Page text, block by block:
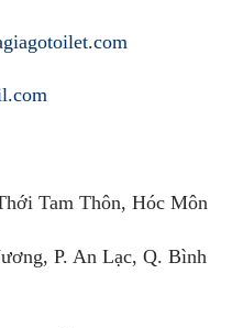
Tam Thôn, Hóc Môn
P. An Lạc, Q. Bình